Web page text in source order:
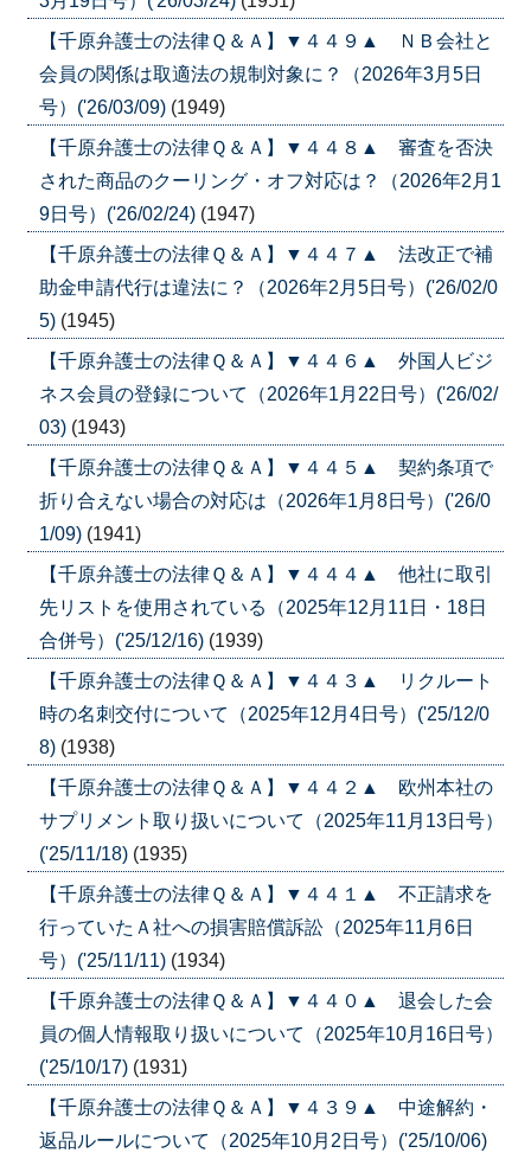
【千原弁護士の法律Ｑ＆Ａ】▼４４９▲ ＮＢ会社と
会員の関係は取適法の規制対象に？（2026年3月5日
号）('26/03/09) (1949)
【千原弁護士の法律Ｑ＆Ａ】▼４４８▲ 審査を否決
された商品のクーリング・オフ対応は？（2026年2月1
9日号）('26/02/24) (1947)
【千原弁護士の法律Ｑ＆Ａ】▼４４７▲ 法改正で補
助金申請代行は違法に？（2026年2月5日号）('26/02/0
5) (1945)
【千原弁護士の法律Ｑ＆Ａ】▼４４６▲ 外国人ビジ
ネス会員の登録について（2026年1月22日号）('26/02/
03) (1943)
【千原弁護士の法律Ｑ＆Ａ】▼４４５▲ 契約条項で
折り合えない場合の対応は（2026年1月8日号）('26/0
1/09) (1941)
【千原弁護士の法律Ｑ＆Ａ】▼４４４▲ 他社に取引
先リストを使用されている（2025年12月11日・18日
合併号）('25/12/16) (1939)
【千原弁護士の法律Ｑ＆Ａ】▼４４３▲ リクルート
時の名刺交付について（2025年12月4日号）('25/12/0
8) (1938)
【千原弁護士の法律Ｑ＆Ａ】▼４４２▲ 欧州本社の
サプリメント取り扱いについて（2025年11月13日号）
('25/11/18) (1935)
【千原弁護士の法律Ｑ＆Ａ】▼４４１▲ 不正請求を
行っていたＡ社への損害賠償訴訟（2025年11月6日
号）('25/11/11) (1934)
【千原弁護士の法律Ｑ＆Ａ】▼４４０▲ 退会した会
員の個人情報取り扱いについて（2025年10月16日号）
('25/10/17) (1931)
【千原弁護士の法律Ｑ＆Ａ】▼４３９▲ 中途解約・
返品ルールについて（2025年10月2日号）('25/10/06)